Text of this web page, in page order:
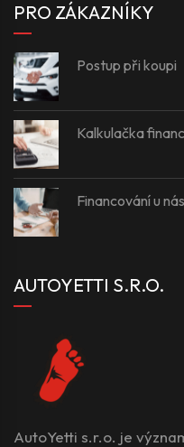
PRO ZÁKAZNÍKY
Postup při koupi
Kalkulačka
Financování u nás
AUTOYETTI S.R.O.
AutoYetti s.r.o. je